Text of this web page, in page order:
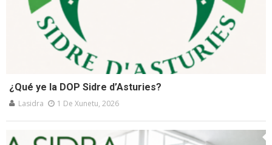
¿Qué ye la DOP Sidre d’Asturies?
Lasidra 1 De Xunetu, 2026